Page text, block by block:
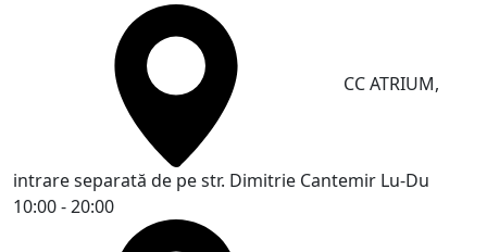
CC ATRIUM,
intrare separată de pe str. Dimitrie Cantemir Lu-Du
10:00 - 20:00